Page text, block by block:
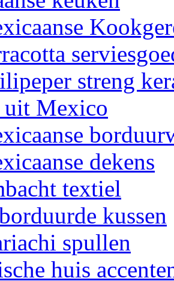
streng
Mexico
dekens
textiel
kussen
spullen
huis